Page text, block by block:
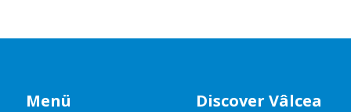
Menü Discover Vâlcea